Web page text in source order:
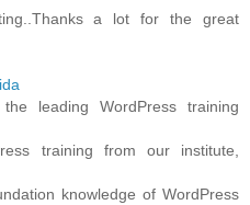
a lot for the great
leading WordPress training
training from our institute,
knowledge of WordPress